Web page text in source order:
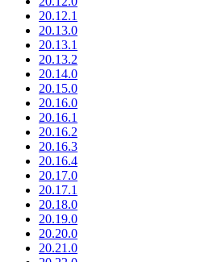
20.12.1
20.13.0
20.13.1
20.13.2
20.14.0
20.15.0
20.16.0
20.16.1
20.16.2
20.16.3
20.16.4
20.17.0
20.17.1
20.18.0
20.19.0
20.20.0
20.21.0